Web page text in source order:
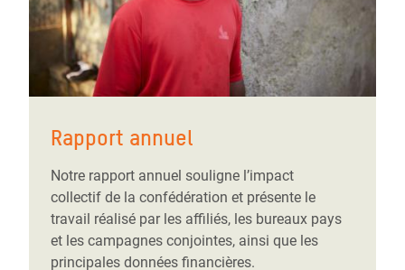
Rapport annuel
Notre rapport annuel souligne l’impact
collectif de la confédération et présente le
travail réalisé par les affiliés, les bureaux pays
et les campagnes conjointes, ainsi que les
principales données financières.